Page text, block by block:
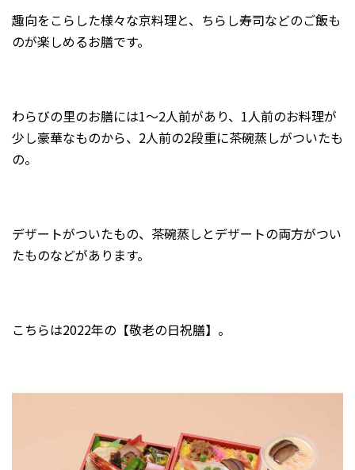
趣向をこらした様々な京料理と、ちらし寿司などのご飯も
のが楽しめるお膳です。
わらびの里のお膳には1〜2人前があり、1人前のお料理が
少し豪華なものから、2人前の2段重に茶碗蒸しがついたも
の。
デザートがついたもの、茶碗蒸しとデザートの両方がつい
たものなどがあります。
こちらは2022年の【敬老の日祝膳】。